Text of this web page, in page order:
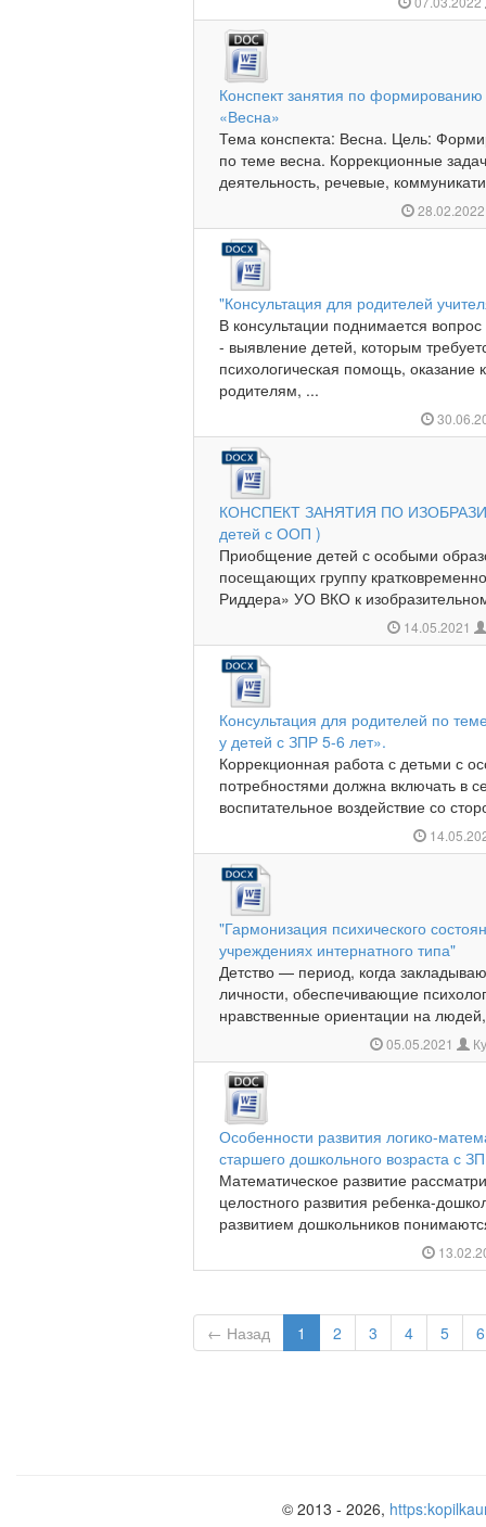
Конспект занятия по
«Весна»
Тема конспекта: Весна. Цель:
по теме весна. Коррекционные
деятельность, речевые,
"Консультация для родителей
В консультации поднимается
- выявление детей, которым
психологическая помощь, оказание
родителям, ...
КОНСПЕКТ ЗАНЯТИЯ ПО
детей с ООП )
Приобщение детей с особыми
посещающих группу
Риддера» УО ВКО к
14.05.2021
Консультация для родителей по
у детей с ЗПР 5-6 лет».
Коррекционная работа с детьми с
потребностями должна включать в
воспитательное воздействие со
"Гармонизация психического
учреждениях интернатного типа"
Детство — период, когда
личности, обеспечивающие
нравственные ориентации на
05.05.2021
Особенности развития логико-
старшего дошкольного возраста с
Математическое развитие
целостного развития ребенка-
развитием дошкольников
← Назад 1 2 3 4 5 6
© 2013 - 2026,